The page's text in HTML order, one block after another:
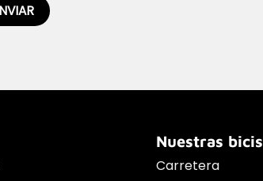
Nuestras bicis
Carretera